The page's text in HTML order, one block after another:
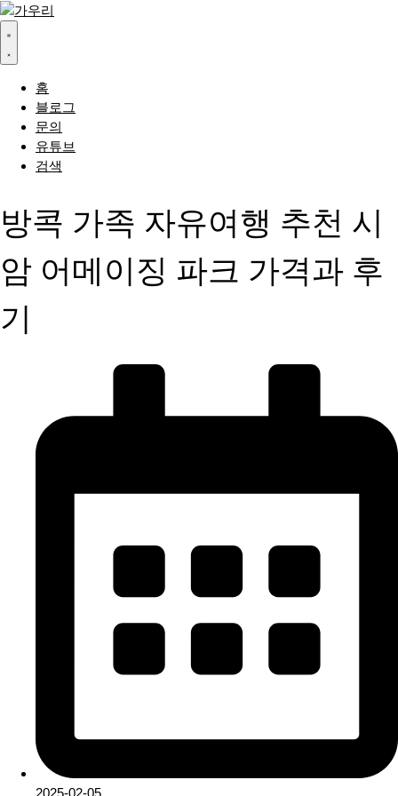
홈
블로그
문의
유튜브
검색
방콕 가족 자유여행 추천 시
암 어메이징 파크 가격과 후
기